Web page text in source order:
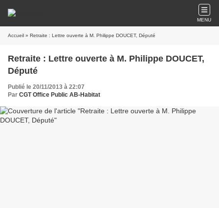
MENU
Accueil » Retraite : Lettre ouverte à M. Philippe DOUCET, Député
Retraite : Lettre ouverte à M. Philippe DOUCET,
Député
Publié le 20/11/2013 à 22:07
Par CGT Office Public AB-Habitat